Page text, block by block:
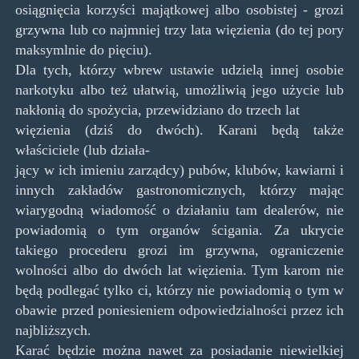
osiągnięcia korzyści majątkowej albo osobistej - grozi
grzywna lub co najmniej trzy lata więzienia (do tej pory
maksymlnie do pięciu).
Dla tych, którzy wbrew ustawie udzielą innej osobie
narkotyku albo też ułatwią, umożliwią jego użycie lub
nakłonią do spożycia, przewidziano do trzech lat
więzienia (dziś do dwóch). Karani będą także
właściciele (lub działa-
jący w ich imieniu zarządcy) pubów, klubów, kawiarni i
innych zakładów gastronomicznych, którzy mając
wiarygodną wiadomość o działaniu tam dealerów, nie
powiadomią o tym organów ścigania. Za ukrycie
takiego procederu grozi im grzywna, ograniczenie
wolności albo do dwóch lat więzienia. Tym karom nie
będą podlegać tylko ci, którzy nie powiadomią o tym w
obawie przed poniesieniem odpowiedzialności przez ich
najbliższych.
Karać będzie można nawet za posiadanie niewielkiej